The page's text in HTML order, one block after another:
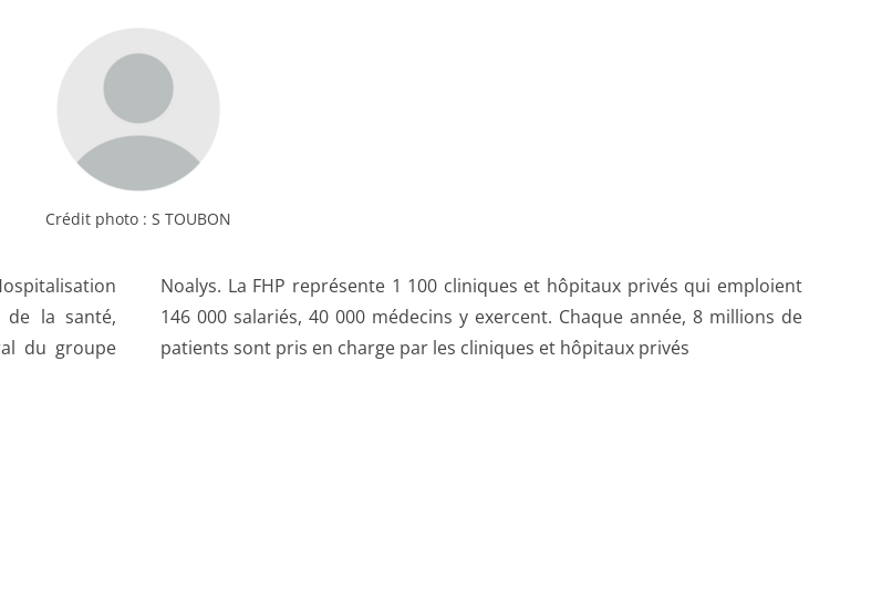
Crédit photo : S TOUBON
de la santé,
du groupe
emploient
8 millions de
patients sont pris en charge par les cliniques et hôpitaux privés